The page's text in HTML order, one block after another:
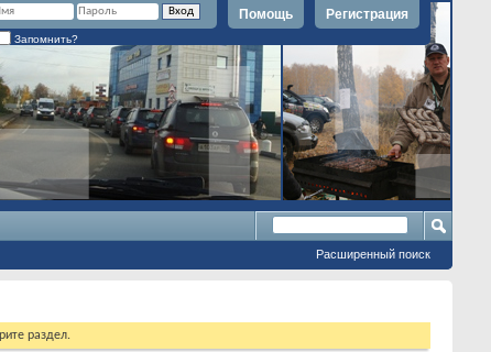
Регистрация
Помощь
Запомнить?
Расширенный поиск
раздел.